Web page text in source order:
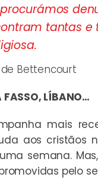
tantas
Bettencourt
FASSO, LÍBANO…
mais
aos cristãos
semana.
pelo